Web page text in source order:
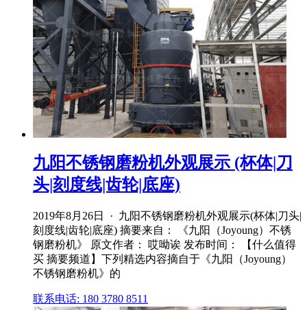
九阳不锈钢磨粉机外观展示 (杯体|刀
头|刻度线|齿轮|底座)
2019年8月26日 · 九阳不锈钢磨粉机外观展示(杯体|刀头|
刻度线|齿轮|底座) 摘要来自： 《九阳（Joyoung）不锈
钢磨粉机》 原文作者： 哎呦诶 发布时间： 【什么值得
买 摘要频道】下列精选内容摘自于《九阳（Joyoung）
不锈钢磨粉机》的
联系电话: 180 3780 8511